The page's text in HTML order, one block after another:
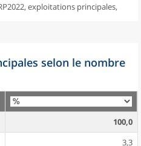
exploitations principales,
selon le nombre
100,0
3,3